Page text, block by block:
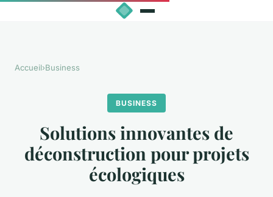
Accueil›Business
BUSINESS
Solutions innovantes de
déconstruction pour projets
écologiques